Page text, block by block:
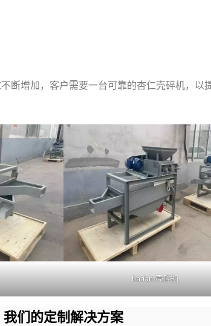
断增加，客户需要一台可靠的杏仁壳碎机，以
badam壳碎机
我们的定制解决方案